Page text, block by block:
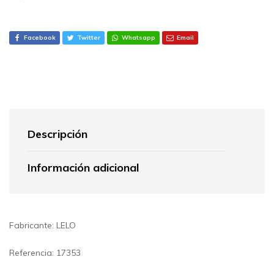
Facebook Twitter Whatsapp Email
Descripción
Información adicional
Fabricante: LELO
Referencia: 17353